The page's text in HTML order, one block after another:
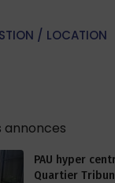
/ LOCATION
annonces
PAU hyper
Quartier